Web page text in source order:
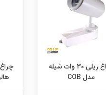
چراغ ریلی 30 وات شیله
مدل COB